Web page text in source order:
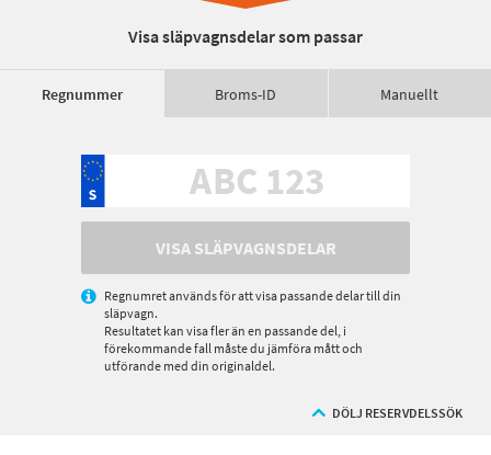
Visa släpvagnsdelar som passar
Regnummer Broms-ID Manuellt
VISA SLÄPVAGNSDELAR
Regnumret används för att visa passande delar till din
släpvagn.
Resultatet kan visa fler än en passande del, i
förekommande fall måste du jämföra mått och
utförande med din originaldel.
DÖLJ RESERVDELSSÖK